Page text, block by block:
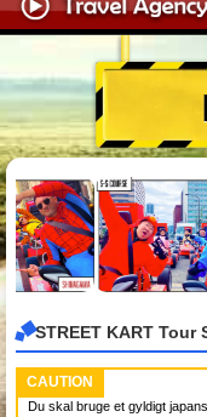
STREET KART Tour
CAUTION
Du skal bruge et gyldigt